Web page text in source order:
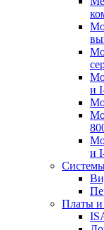
и
и
Системы
Платы и